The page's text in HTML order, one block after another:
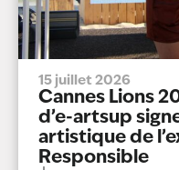
15 juillet 2026
Cannes Lions
d’e-artsup
artistique de
Responsible